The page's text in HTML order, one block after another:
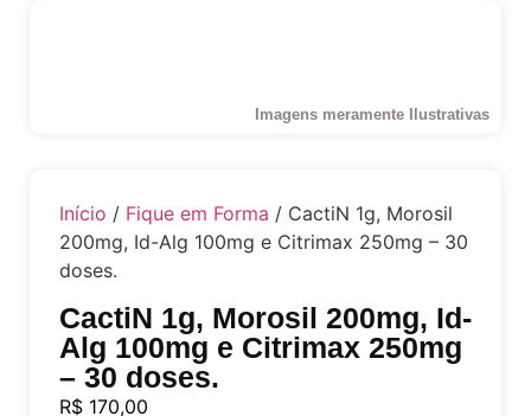
Imagens meramente Ilustrativas
Início / Fique em Forma / CactiN 1g, Morosil
200mg, Id-Alg 100mg e Citrimax 250mg – 30
doses.
CactiN 1g, Morosil 200mg, Id-
Alg 100mg e Citrimax 250mg
– 30 doses.
R$ 170,00